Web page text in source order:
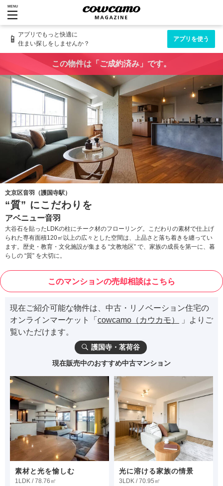
MENU
📱 アプリでもっと快適に
住まい探しをしませんか？
アプリを使う
この物件は「ご成約済み」です。
文京区音羽（護国寺駅）
“質” にこだわりを
アベニュー音羽
大谷石を貼ったLDKの柱にチーク材のフローリング。こだわりの素材で仕上げ
られた専有面積120㎡以上の広々とした空間は、上品さと落ち着きを纏ってい
ます。歴史・教育・文化施設が集まる “文教地区” で、家族の成長を第一に、暮
らしの “質” を大切に。
このマンションの売却相談はこちら
現在ご紹介可能な物件は、中古・リノベーション住宅の
オンラインマーケット「 cowcamo（カウカモ）
」よりご
覧いただけます。
護国寺・茗荷谷
現在販売中のおすすめ中古マンション
素材と光を愉しむ
1LDK / 78.76㎡
光に溶ける家族の情景
3LDK / 70.95㎡